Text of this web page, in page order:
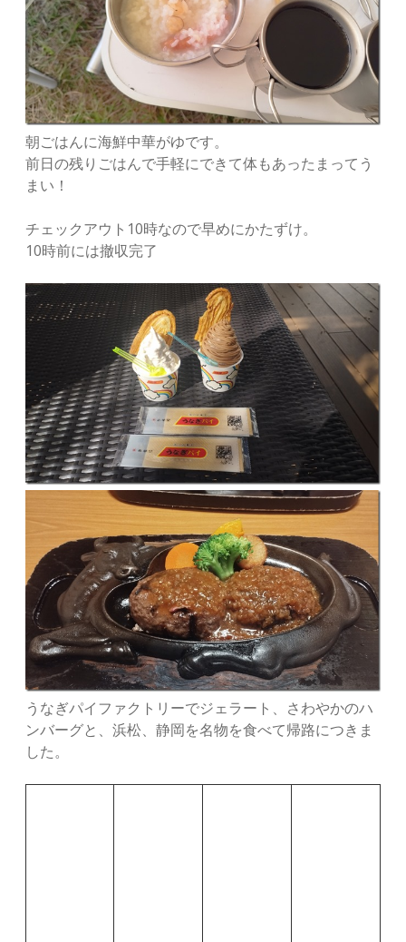
朝ごはんに海鮮中華がゆです。
前日の残りごはんで手軽にできて体もあったまってう
まい！
チェックアウト10時なので早めにかたずけ。
10時前には撤収完了
うなぎパイファクトリーでジェラート、さわやかのハ
ンバーグと、浜松、静岡を名物を食べて帰路につきま
した。